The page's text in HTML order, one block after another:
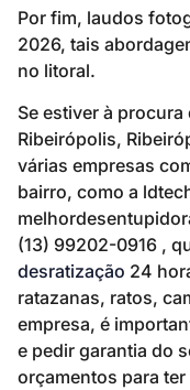
Por fim, laudos
2026, tais
no litoral.
Se estiver à
Ribeirópolis,
várias empresas
bairro, como a
(13) 99202-0916 ,
desratização 24
ratazanas, ratos,
empresa, é
e pedir garantia do
orçamentos para